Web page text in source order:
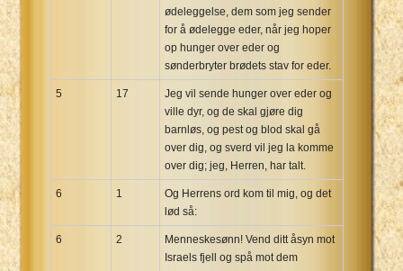
ødeleggelse, dem som jeg sender
for å ødelegge eder, når jeg hoper
op hunger over eder og
sønderbryter brødets stav for eder.
5 17
Jeg vil sende hunger over eder og
ville dyr, og de skal gjøre dig
barnløs, og pest og blod skal gå
over dig, og sverd vil jeg la komme
over dig; jeg, Herren, har talt.
6 1
Og Herrens ord kom til mig, og det
lød så:
6 2
Menneskesønn! Vend ditt åsyn mot
Israels fjell og spå mot dem